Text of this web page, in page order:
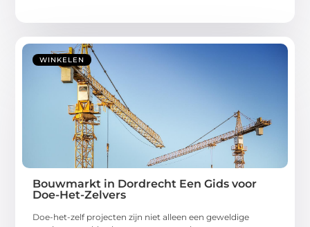
WINKELEN
Bouwmarkt in Dordrecht Een Gids voor
Doe-Het-Zelvers
Doe-het-zelf projecten zijn niet alleen een geweldige